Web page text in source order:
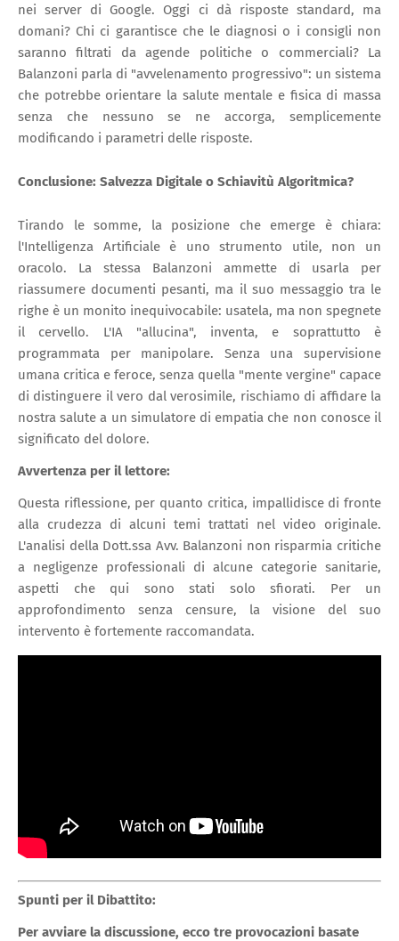
nei server di Google. Oggi ci dà risposte standard, ma
domani? Chi ci garantisce che le diagnosi o i consigli non
saranno filtrati da agende politiche o commerciali? La
Balanzoni parla di "avvelenamento progressivo": un sistema
che potrebbe orientare la salute mentale e fisica di massa
senza che nessuno se ne accorga, semplicemente
modificando i parametri delle risposte.
Conclusione: Salvezza Digitale o Schiavitù Algoritmica?
Tirando le somme, la posizione che emerge è chiara:
l'Intelligenza Artificiale è uno strumento utile, non un
oracolo. La stessa Balanzoni ammette di usarla per
riassumere documenti pesanti, ma il suo messaggio tra le
righe è un monito inequivocabile: usatela, ma non spegnete
il cervello. L'IA "allucina", inventa, e soprattutto è
programmata per manipolare. Senza una supervisione
umana critica e feroce, senza quella "mente vergine" capace
di distinguere il vero dal verosimile, rischiamo di affidare la
nostra salute a un simulatore di empatia che non conosce il
significato del dolore.
Avvertenza per il lettore:
Questa riflessione, per quanto critica, impallidisce di fronte
alla crudezza di alcuni temi trattati nel video originale.
L'analisi della Dott.ssa Avv. Balanzoni non risparmia critiche
a negligenze professionali di alcune categorie sanitarie,
aspetti che qui sono stati solo sfiorati. Per un
approfondimento senza censure, la visione del suo
intervento è fortemente raccomandata.
Spunti per il Dibattito:
Per avviare la discussione, ecco tre provocazioni basate